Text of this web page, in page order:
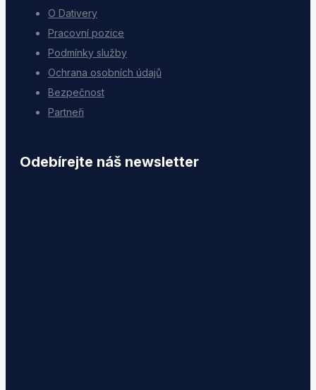
O Dativery
Pracovní pozice
Podmínky služby
Ochrana osobních údajů
Bezpečnost
Partneři
Odebírejte náš newsletter